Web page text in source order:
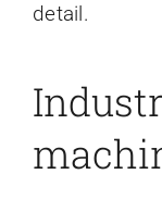
detail.